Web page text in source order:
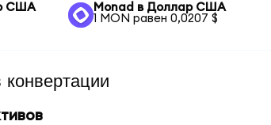
США
Monad в Доллар США
1 MON равен 0,0207 $